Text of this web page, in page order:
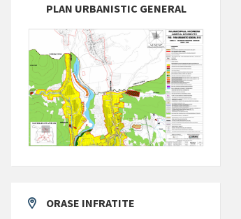
PLAN URBANISTIC GENERAL
ORASE INFRATITE